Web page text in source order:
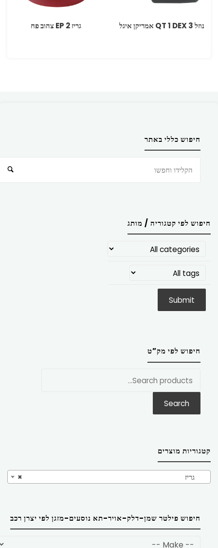
נוזל DEX 3 ‏1 ‏QT אמריקן איגל גריז 2 EP צהוב פח
חיפוש כללי באתר
חיפוש לפי קטגוריה / מותג
חיפוש לפי מק”ט
Search
קטגוריות מוצרים
× גריז
חיפוש פילטר שמן-דלק-אויר-תא נוסעים-מזגן לפי יצרן רכב